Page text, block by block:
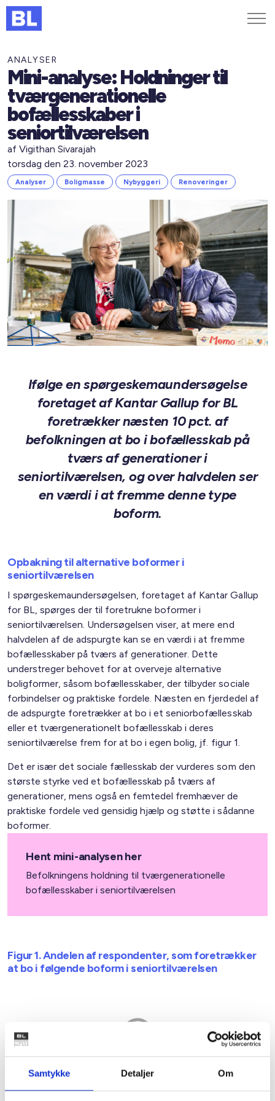
Samtykke Detaljer Om
Genveje
Find medarbejder
Kurser og arrangementer
Jobportalen
MitBL
ANALYSER
Mini-analyse: Holdninger til
tværgenerationelle
bofællesskaber i
seniortilværelsen
af Vigithan Sivarajah
torsdag den 23. november 2023
Analyser Boligmasse Nybyggeri Renoveringer
Ifølge en spørgeskemaundersøgelse
foretaget af Kantar Gallup for BL
foretrækker næsten 10 pct. af
befolkningen at bo i bofællesskab på
tværs af generationer i
seniortilværelsen, og over halvdelen ser
en værdi i at fremme denne type
boform.
Hent mini-analysen her
Befolkningens holdning til tværgenerationelle
bofællesskaber i seniortilværelsen
Opbakning til alternative boformer i
seniortilværelsen
I spørgeskemaundersøgelsen, foretaget af Kantar Gallup
for BL, spørges der til foretrukne boformer i
seniortilværelsen. Undersøgelsen viser, at mere end
halvdelen af de adspurgte kan se en værdi i at fremme
bofællesskaber på tværs af generationer. Dette
understreger behovet for at overveje alternative
boligformer, såsom bofællesskaber, der tilbyder sociale
forbindelser og praktiske fordele. Næsten en fjerdedel af
de adspurgte foretrækker at bo i et seniorbofællesskab
eller et tværgenerationelt bofællesskab i deres
seniortilværelse frem for at bo i egen bolig, jf. figur 1.
Det er især det sociale fællesskab der vurderes som den
største styrke ved et bofællesskab på tværs af
generationer, mens også en femtedel fremhæver de
praktiske fordele ved gensidig hjælp og støtte i sådanne
boformer.
Figur 1. Andelen af respondenter, som foretrækker
at bo i følgende boform i seniortilværelsen